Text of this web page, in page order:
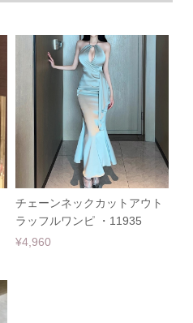
チェーンネックカットアウト
ラッフルワンピ ・11935
¥4,960